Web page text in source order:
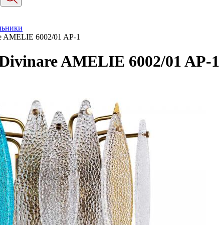
AMELIE 6002/01 AP-1
AMELIE 6002/01 AP-1